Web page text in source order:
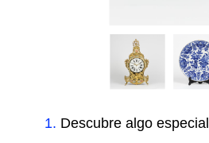
1. Descubre algo especial